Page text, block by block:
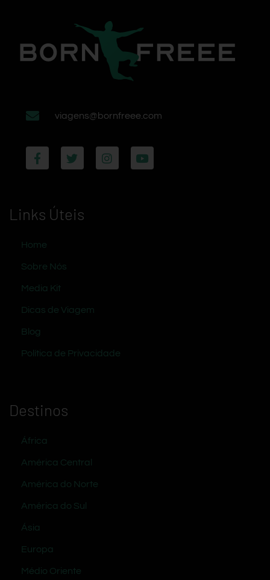
viagens@bornfreee.com
Links Úteis
Home
Sobre Nós
Media Kit
Dicas de Viagem
Blog
Política de Privacidade
Destinos
África
América Central
América do Norte
América do Sul
Ásia
Europa
Médio Oriente